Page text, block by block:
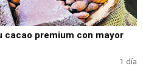
cacao premium con mayor
1 día